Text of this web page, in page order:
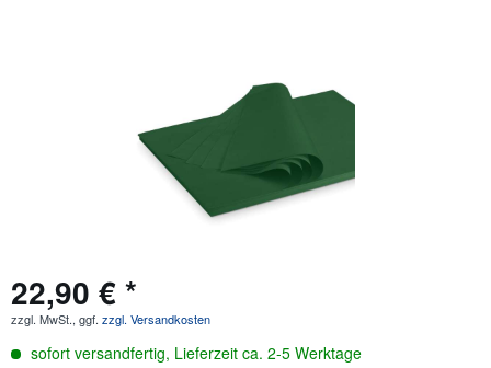
22,90 € *
zzgl. MwSt., ggf. zzgl. Versandkosten
sofort versandfertig, Lieferzeit ca. 2-5 Werktage